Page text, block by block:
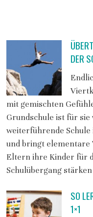
DER
mit gemischten
Grundschule ist für
weiterführende
und bringt elementare
Eltern ihre Kinder für
Schulübergang
SO
1×1